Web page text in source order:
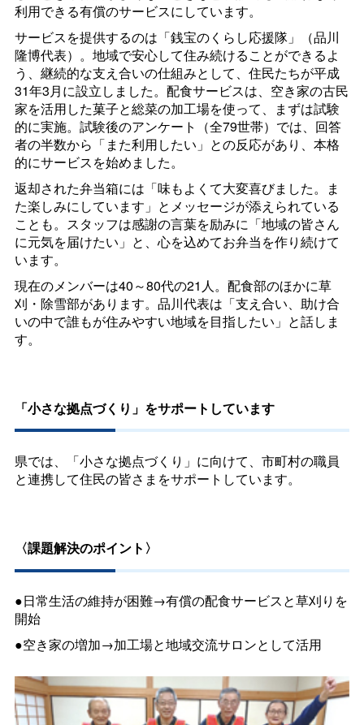
利用できる有償のサービスにしています。
サービスを提供するのは「銭宝のくらし応援隊」（品川
隆博代表）。地域で安心して住み続けることができるよ
う、継続的な支え合いの仕組みとして、住民たちが平成
31年3月に設立しました。配食サービスは、空き家の古民
家を活用した菓子と総菜の加工場を使って、まずは試験
的に実施。試験後のアンケート（全79世帯）では、回答
者の半数から「また利用したい」との反応があり、本格
的にサービスを始めました。
返却された弁当箱には「味もよくて大変喜びました。ま
た楽しみにしています」とメッセージが添えられている
ことも。スタッフは感謝の言葉を励みに「地域の皆さん
に元気を届けたい」と、心を込めてお弁当を作り続けて
います。
現在のメンバーは40～80代の21人。配食部のほかに草
刈・除雪部があります。品川代表は「支え合い、助け合
いの中で誰もが住みやすい地域を目指したい」と話しま
す。
「小さな拠点づくり」をサポートしています
県では、「小さな拠点づくり」に向けて、市町村の職員
と連携して住民の皆さまをサポートしています。
〈課題解決のポイント〉
●日常生活の維持が困難→有償の配食サービスと草刈りを
開始
●空き家の増加→加工場と地域交流サロンとして活用